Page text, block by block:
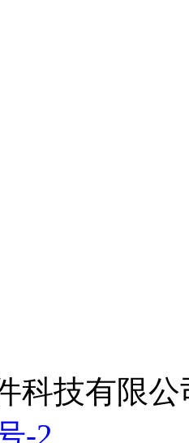
科技有限
-2